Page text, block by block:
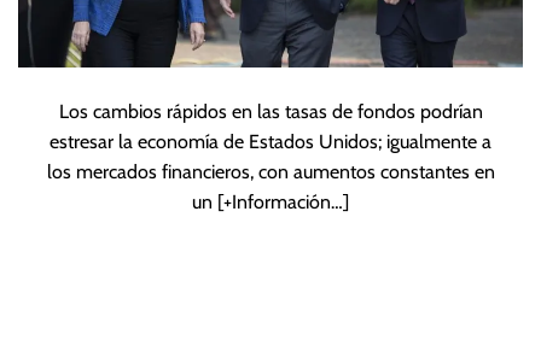
Los cambios rápidos en las tasas de fondos podrían
estresar la economía de Estados Unidos; igualmente a
los mercados financieros, con aumentos constantes en
un [+Información…]